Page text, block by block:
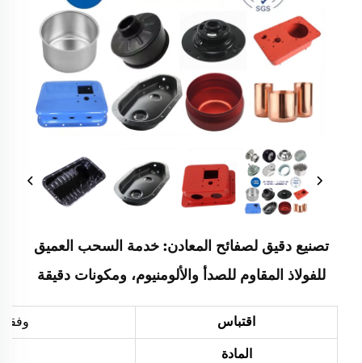
تصنيع دقيق لصفائح المعادن: خدمة السحب العميق
للفولاذ المقاوم للصدأ والألومنيوم، ومكونات دقيقة
اقتباس وفقاً
المادة